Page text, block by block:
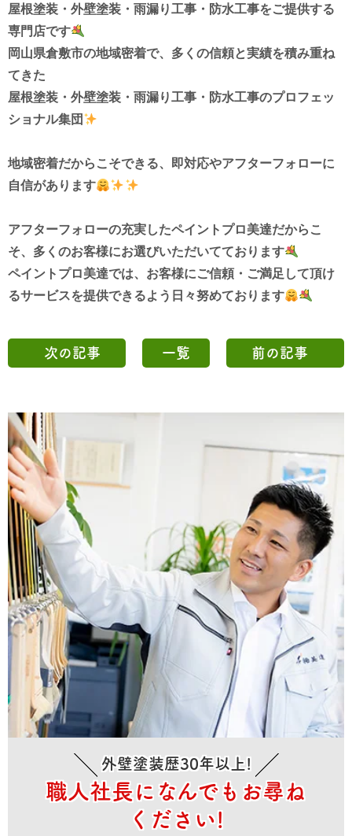
屋根塗装・外壁塗装・雨漏り工事・防水工事をご提供する
専門店です
岡山県倉敷市の地域密着で、多くの信頼と実績を積み重ね
てきた
屋根塗装・外壁塗装・雨漏り工事・防水工事のプロフェッ
ショナル集団
地域密着だからこそできる、
即対応やアフターフォローに
自信があります
アフターフォローの充実したペイントプロ美達だからこ
そ、 多くのお客様にお選びいただいてております
ペイントプロ美達では、お客様にご信頼・ご満足して頂け
るサービスを提供できるよう 日々努めております
次の記事 一覧 前の記事
外壁塗装歴30年以上!
職人社長になんでもお尋ね
ください!